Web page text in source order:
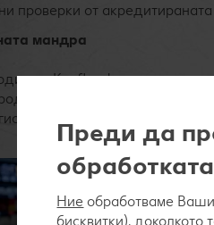
проверки от
мандра
в Kaufland развиваме
от над 20 малки и
на България.
Преди да
Ние обработваме
бисквитки), доколкото